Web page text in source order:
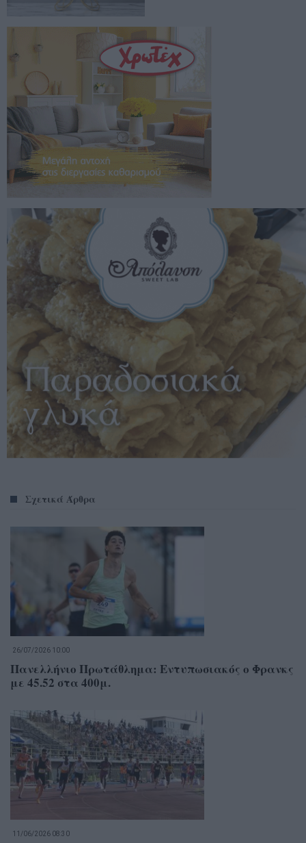
Σχετικά Άρθρα
26/07/2026 10:00
Πανελλήνιο Πρωτάθλημα: Εντυπωσιακός ο Φρανκς
με 45.52 στα 400μ.
11/06/2026 08:30